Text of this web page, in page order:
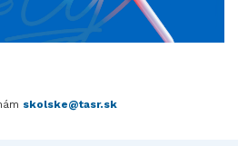
skolske@tasr.sk